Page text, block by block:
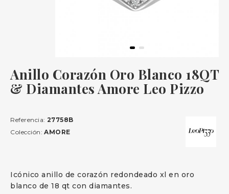
Anillo Corazón Oro Blanco 18QT
& Diamantes Amore Leo Pizzo
Icónico anillo de corazón redondeado xl en oro
blanco de 18 qt con diamantes.
Referencia: 27758B
Colección: AMORE